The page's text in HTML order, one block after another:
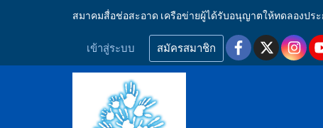
สมาคมสื่อช่อสะอาด เครือข่ายผู้ได้รับอนุญาตให้ทดลองปร
เข้าสู่ระบบ สมัครสมาชิก